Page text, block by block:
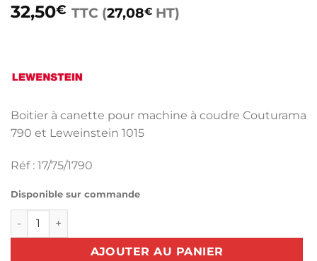
32,50€ TTC (27,08€ HT)
Boitier à canette pour machine à coudre Couturama
790 et Leweinstein 1015
Réf : 17/75/1790
Disponible sur commande
quantité de Boite à canette capsule Couturama 790
AJOUTER AU PANIER